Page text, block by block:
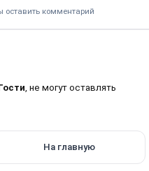
оставить комментарий
, не могут оставлять
На главную